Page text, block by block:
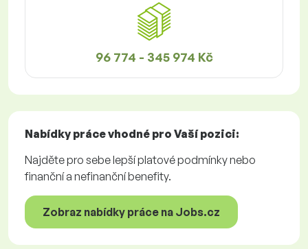
96 774 - 345 974 Kč
Nabídky prácevhodné pro Vaší pozici:
Najděte pro sebe lepší platové podmínky nebo
finanční a nefinanční benefity.
Zobraz nabídky práce na Jobs.cz